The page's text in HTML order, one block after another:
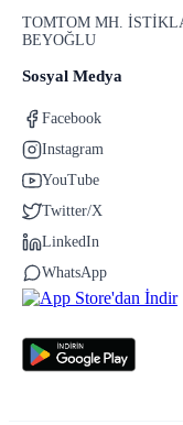
TOMTOM MH.
BEYOĞLU
Sosyal Medya
Facebook
Instagram
YouTube
Twitter/X
LinkedIn
WhatsApp